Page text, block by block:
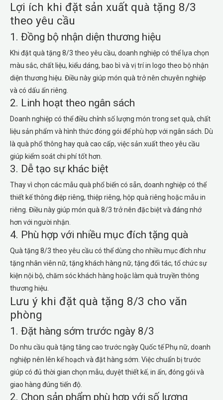
Lợi ích khi đặt sản xuất quà tặng 8/3
theo yêu cầu
1. Đồng bộ nhận diện thương hiệu
Khi đặt quà tặng 8/3 theo yêu cầu, doanh nghiệp có thể lựa chọn
màu sắc, chất liệu, kiểu dáng, bao bì và vị trí in logo theo bộ nhận
diện thương hiệu. Điều này giúp món quà trở nên chuyên nghiệp
và có dấu ấn riêng.
2. Linh hoạt theo ngân sách
Doanh nghiệp có thể điều chỉnh số lượng món trong set quà, chất
liệu sản phẩm và hình thức đóng gói để phù hợp với ngân sách. Dù
là quà phổ thông hay quà cao cấp, việc sản xuất theo yêu cầu
giúp kiểm soát chi phí tốt hơn.
3. Dễ tạo sự khác biệt
Thay vì chọn các mẫu quà phổ biến có sẵn, doanh nghiệp có thể
thiết kế thông điệp riêng, thiệp riêng, hộp quà riêng hoặc mẫu in
riêng. Điều này giúp món quà 8/3 trở nên đặc biệt và đáng nhớ
hơn với người nhận.
4. Phù hợp với nhiều mục đích tặng quà
Quà tặng 8/3 theo yêu cầu có thể dùng cho nhiều mục đích như
tặng nhân viên nữ, tặng khách hàng nữ, tặng đối tác, tổ chức sự
kiện nội bộ, chăm sóc khách hàng hoặc làm quà truyền thông
thương hiệu.
Lưu ý khi đặt quà tặng 8/3 cho văn
phòng
1. Đặt hàng sớm trước ngày 8/3
Do nhu cầu quà tặng tăng cao trước ngày Quốc tế Phụ nữ, doanh
nghiệp nên lên kế hoạch và đặt hàng sớm. Việc chuẩn bị trước
giúp có đủ thời gian chọn mẫu, duyệt thiết kế, in ấn, đóng gói và
giao hàng đúng tiến độ.
2. Chọn sản phẩm phù hợp với số lượng